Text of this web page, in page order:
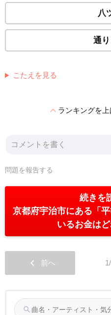
八
通
こたえを見る
expand_lessランキングを上
問題を報告する
続きを
京都府宇治市にある「
いるお金はど
chevron_left 前へ
search